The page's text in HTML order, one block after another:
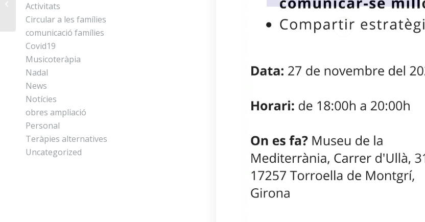
Activitats
Circular a les famílies
comunicació famílies
Covid19
Musicoteràpia
Nadal
News
Notícies
obres ampliació
Personal
Teràpies alternatives
Uncategorized
celebraran aquest
novembre (data
actualitz...